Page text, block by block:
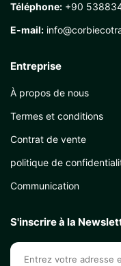
Téléphone: +90
E-mail:
Entreprise
À propos de nous
Termes et conditions
Contrat de vente
politique de
Communication
S'inscrire à la